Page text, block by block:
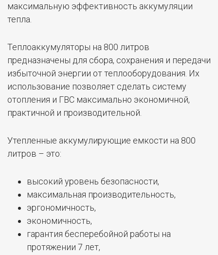
собой высококачественное оборудование в
виде герметичного теплоизолированного
резервуара, оснащенного горизонтальными
перегородками, обеспечивающими
максимальную эффективность аккумуляции
тепла.
Теплоаккумуляторы на 800 литров
предназначены для сбора, сохранения и передачи
использование позволяет сделать систему
отопления и ГВС максимально экономичной,
практичной и производительной.
Утепленные аккумулирующие емкости на 800
литров – это: